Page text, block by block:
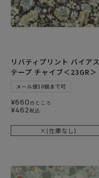
リバティプリント バイアス
テープ チャイブ＜23GR＞
メール便10個まで可
¥660 のところ
¥462税込
×(在庫なし)